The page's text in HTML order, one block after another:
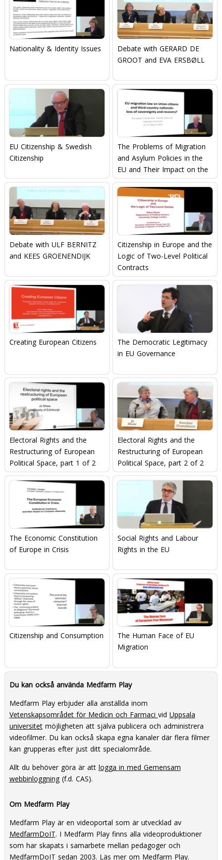
Nationality & Identity Issues
Debate with GERARD DE
GROOT and EVA ERSBØLL
EU Citizenship & Swedish
Citizenship
The Problems of Migration
and Asylum Policies in the
EU and Their Impact on the
Concept of EU Citizenship
Debate with ULF BERNITZ
and KEES GROENENDIJK
Citizenship in Europe and the
Logic of Two-Level Political
Contracts
Creating European Citizens
The Democratic Legitimacy
in EU Governance
Electoral Rights and the
Restructuring of European
Political Space, part 1 of 2
Electoral Rights and the
Restructuring of European
Political Space, part 2 of 2
The Economic Constitution
of Europe in Crisis
Social Rights and Labour
Rights in the EU
Citizenship and Consumption
The Human Face of EU
Migration
Du kan också använda Medfarm Play
Medfarm Play erbjuder alla anställda inom
Vetenskapsområdet för Medicin och Farmaci vid Uppsala
universitetmöjligheten att själva publicera och administrera
videofilmer. Du kan också skapa egna kanaler där flera filmer
kan grupperas efter just ditt specialområde.
Allt du behöver göra är att logga in med Gemensam
webbinloggning(f.d. CAS).
Om Medfarm Play
Medfarm Play är en videoportal som är utvecklad av
MedfarmDoIT. I Medfarm Play finns alla videoproduktioner
som har skapats i samarbete mellan pedagoger och
MedfarmDoIT sedan 2003. Läs mer om Medfarm Play.